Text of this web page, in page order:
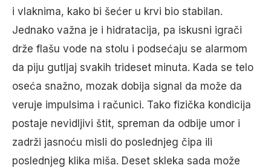
i vlaknima, kako bi šećer u krvi bio stabilan.
Jednako važna je i hidratacija, pa iskusni igrači
drže flašu vode na stolu i podsećaju se alarmom
da piju gutljaj svakih trideset minuta. Kada se telo
oseća snažno, mozak dobija signal da može da
veruje impulsima i računici. Tako fizička kondicija
postaje nevidljivi štit, spreman da odbije umor i
zadrži jasnoću misli do poslednjeg čipa ili
poslednjeg klika miša. Deset skleka sada može